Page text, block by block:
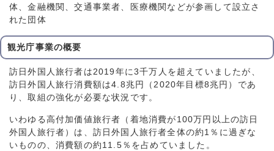
体、金融機関、交通事業者、医療機関などが参画して設立さ
れた団体
観光庁事業の概要
訪日外国人旅行者は2019年に3千万人を超えていましたが、
訪日外国人旅行消費額は4.8兆円（2020年目標8兆円）であ
り、取組の強化が必要な状況です。
いわゆる高付加価値旅行者（着地消費が100万円以上の訪日
外国人旅行者）は、訪日外国人旅行者全体の約1％に過ぎな
いものの、消費額の約11.5％を占めていました。